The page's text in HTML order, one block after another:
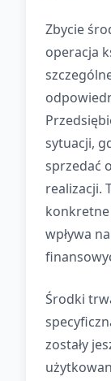
Zbycie
operacja
sytuacji,
sprzedać
realizacji.
wpływa
Środki
zostały